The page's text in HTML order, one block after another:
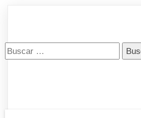
Buscar: